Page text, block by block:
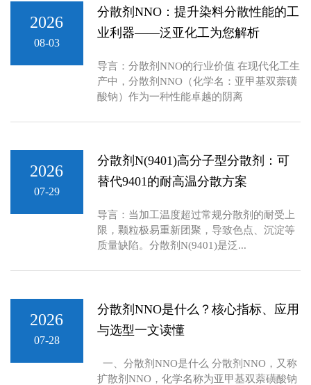
2026
08-03
分散剂NNO：提升染料分散性能的工
业利器——泛亚化工为您解析
导言：分散剂NNO的行业价值 在现代化工生
产中，分散剂NNO（化学名：亚甲基双萘磺
酸钠）作为一种性能卓越的阴离
2026
07-29
分散剂N(9401)高分子型分散剂：可
替代9401的耐高温分散方案
导言：当加工温度超过常规分散剂的耐受上
限，颗粒极易重新团聚，导致色点、沉淀等
质量缺陷。分散剂N(9401)是泛...
2026
07-28
分散剂NNO是什么？核心指标、应用
与选型一文读懂
一、分散剂NNO是什么 分散剂NNO，又称
扩散剂NNO，化学名称为亚甲基双萘磺酸钠